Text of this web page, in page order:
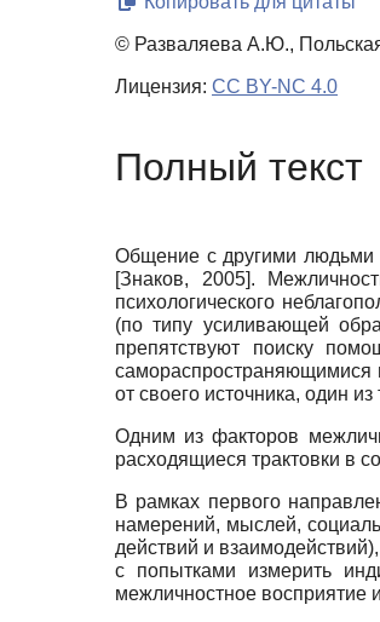
© Разваляева А.Ю.,
Лицензия: CC BY-NC 4.0
Полный текст
Общение с другими людьми
[Знаков, 2005].
психологического
(по типу усиливающей
препятствуют поиску
самораспространяющимися
от своего источника, один
Одним из факторов
расходящиеся трактовки в
В рамках первого
намерений, мыслей,
действий и
с попытками измерить
межличностное восприятие